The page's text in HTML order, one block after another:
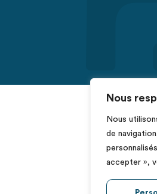
Nous
Nous
de
accepter »,